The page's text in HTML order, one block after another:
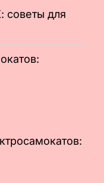
советы для